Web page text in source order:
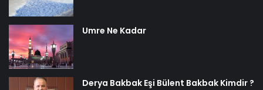
Umre Ne Kadar
Derya Bakbak Eşi Bülent Bakbak Kimdir ?